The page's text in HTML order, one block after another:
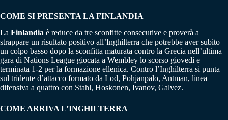
COME SI PRESENTA LA FINLANDIA
La Finlandia è reduce da tre sconfitte consecutive e proverà a
strappare un risultato positivo all’Inghilterra che potrebbe aver subito
un colpo basso dopo la sconfitta maturata contro la Grecia nell’ultima
gara di Nations League giocata a Wembley lo scorso giovedì e
terminata 1-2 per la formazione ellenica. Contro l’Inghilterra si punta
sul tridente d’attacco formato da Lod, Pohjanpalo, Antman, linea
difensiva a quattro con Stahl, Hoskonen, Ivanov, Galvez.
COME ARRIVA L’INGHILTERRA